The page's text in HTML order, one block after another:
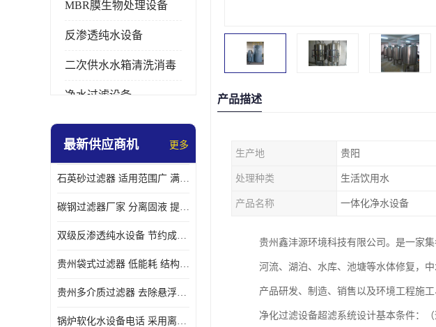
MBR膜生物处理设备
反渗透纯水设备
二次供水水箱清洗消毒
净水过滤设备
软水设备
最新供应商机 更多
石英砂过滤器 适用范围广 满足不同的需求
碳钢过滤器厂家 分离固液 提高过滤效率
双级反渗透纯水设备 节约成本 提供高纯度水
贵州袋式过滤器 低能耗 结构简单
贵州多介质过滤器 去除悬浮物 防止水垢和堵塞
锅炉软化水设备电话 采用离子交换技术 减少维修和更换的成本
产品描述
生产地 贵阳
处理种类 生活饮用水
产品名称 一体化净水设备
贵州鑫沣源环境科技有限公司。是一家
河流、湖泊、水库、池塘等水体修复，
产品研发、制造、销售以及环境工程施
净化过滤设备超滤系统设计基本条件：